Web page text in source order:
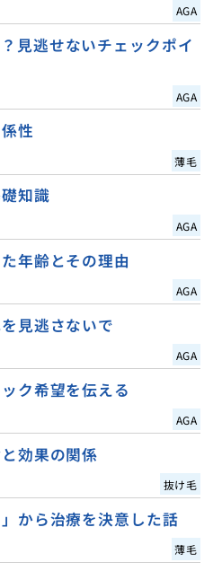
AGA
見逃せないチェックポイ
AGA
性
薄毛
知識
AGA
年齢とその理由
AGA
見逃さないで
AGA
ク希望を伝える
AGA
効果の関係
抜け毛
から治療を決意した話
薄毛